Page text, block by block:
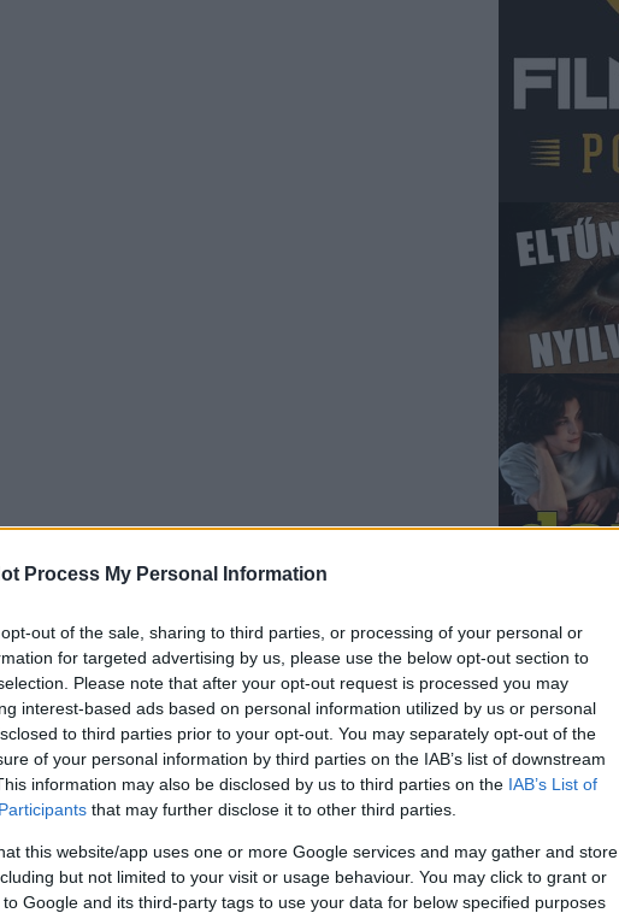
Process My Personal Information
out of the sale, sharing to third parties, or processing of your personal or
for targeted advertising by us, please use the below opt-out section to
Please note that after your opt-out request is processed you may
interest-based ads based on personal information utilized by us or personal
to third parties prior to your opt-out. You may separately opt-out of the
of your personal information by third parties on the IAB’s list of downstream
information may also be disclosed by us to third parties on the IAB’s List of
that may further disclose it to other third parties.
this website/app uses one or more Google services and may gather and store
but not limited to your visit or usage behaviour. You may click to grant or
Google and its third-party tags to use your data for below specified purposes